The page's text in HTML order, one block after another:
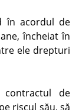
în acordul de
încheiat în
ele drepturi
de
riscul său, să